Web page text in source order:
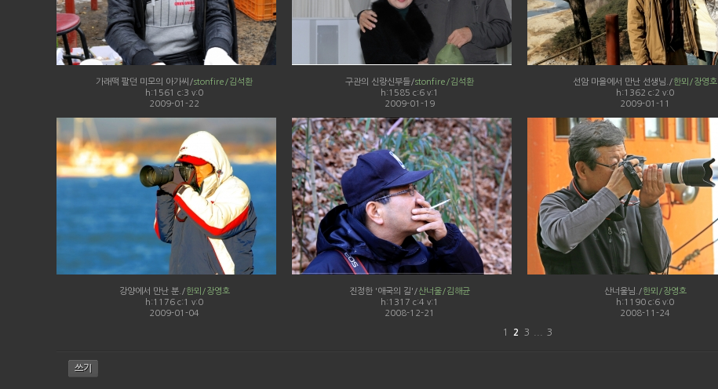
가래떡 팔던 미모의 아가씨/stonfire/김석환
h:1561 c:3 v:0
2009-01-22
구관의 신랑신부들/stonfire/김석환
h:1585 c:6 v:1
2009-01-19
선암 마을에서 만난 선생님./한뫼/장영호
h:1362 c:2 v:0
2009-01-11
강양에서 만난 분./한뫼/장영호
h:1176 c:1 v:0
2009-01-04
진정한 '애국의 길'/산너울/김해균
h:1317 c:4 v:1
2008-12-21
산너울님./한뫼/장영호
h:1190 c:6 v:0
2008-11-24
1 2 3 3